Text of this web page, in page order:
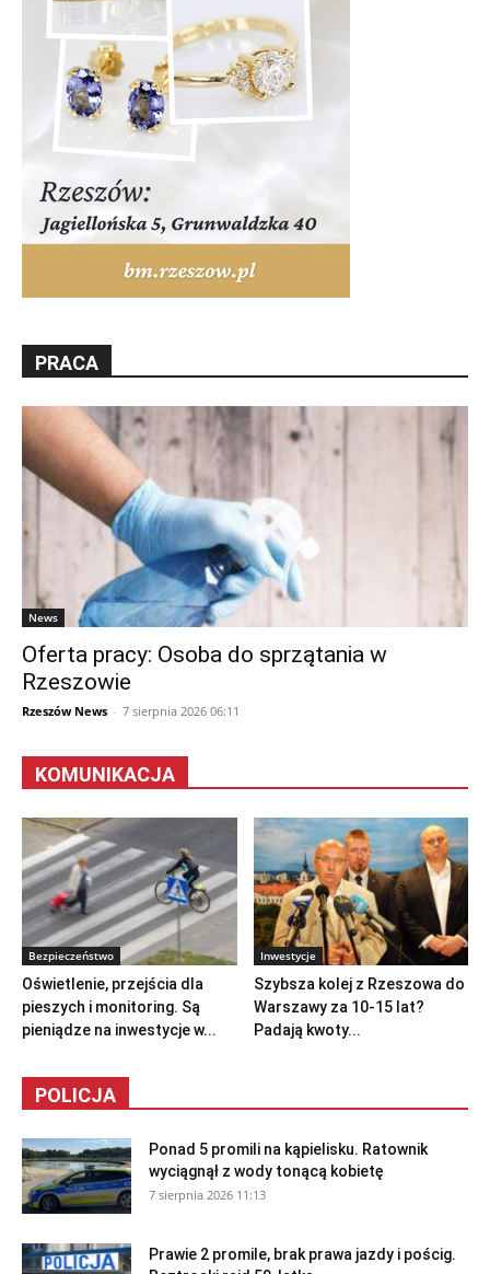
PRACA
News
Oferta pracy: Osoba do sprzątania w
Rzeszowie
Rzeszów News - 7 sierpnia 2026 06:11
KOMUNIKACJA
Bezpieczeństwo
Oświetlenie, przejścia dla
pieszych i monitoring. Są
pieniądze na inwestycje w...
Inwestycje
Szybsza kolej z Rzeszowa do
Warszawy za 10-15 lat?
Padają kwoty...
POLICJA
Ponad 5 promili na kąpielisku. Ratownik
wyciągnął z wody tonącą kobietę
7 sierpnia 2026 11:13
Prawie 2 promile, brak prawa jazdy i pościg.